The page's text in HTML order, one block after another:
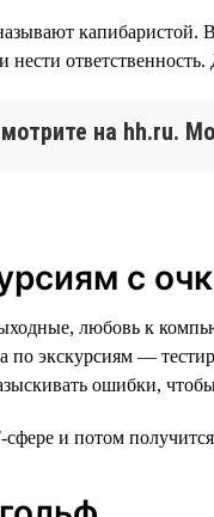
капибаристой.
нести
на hh.ru.
с
любовь к
по экскурсиям —
ошибки,
и потом